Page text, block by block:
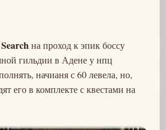
на проход к эпик боссу
гильдии в Адене у нпц
начианя с 60 левела, но,
его в комплекте с квестами на